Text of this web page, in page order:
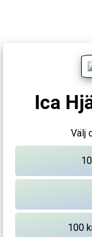
Ica
Välj